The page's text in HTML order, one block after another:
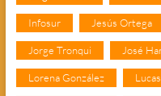
Infosur Jesús Ortega
Jorge Tronqui José
Lorena González